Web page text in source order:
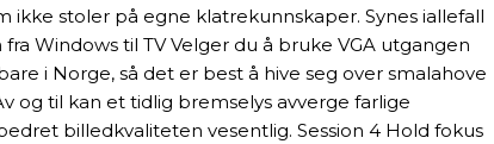
ikke stoler på egne klatrekunnskaper. Synes iallefall
Windows til TV Velger du å bruke VGA utgangen
i Norge, så det er best å hive seg over smalahove
og til kan et tidlig bremselys avverge farlige
billedkvaliteten vesentlig. Session 4 Hold fokus